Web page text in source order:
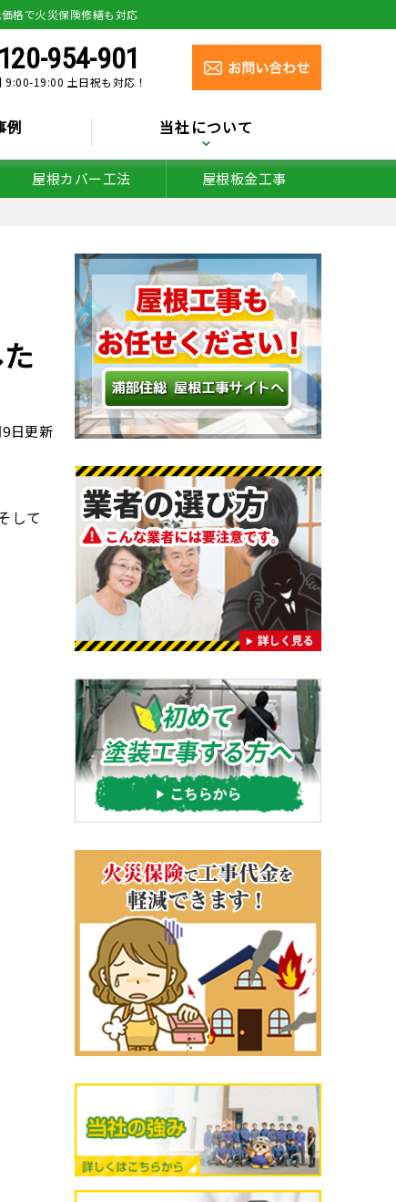
格で火災保険修繕も対応
954-901
9:00-19:00 土日祝も対応！
例 当社について
屋根カバー工法 屋根板金工事
日更新
して